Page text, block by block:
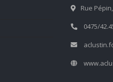
Rue
0475/